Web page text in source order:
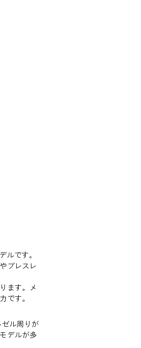
です。
ブレスレ
ます。メ
です。
ル周りが
デルが多